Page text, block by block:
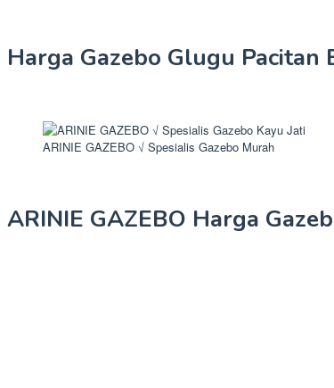
Harga Gazebo Glugu Pacitan
ARINIE GAZEBO √ Spesialis Gazebo Murah
ARINIE GAZEBO Harga